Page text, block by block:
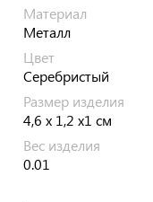
Материал
Металл
Цвет
Серебристый
Размер изделия
4,6 x 1,2 x1 см
Вес изделия
0.01